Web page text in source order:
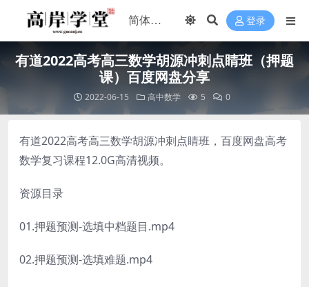
登录
有道2022高考高三数学胡源冲刺点睛班（押题
课）百度网盘分享
2022-06-15 高中数学 5 0
有道2022高考高三数学胡源冲刺点睛班，百度网盘高考
数学复习课程12.0G高清视频。
资源目录
01.押题预测-选填中档题目.mp4
02.押题预测-选填难题.mp4